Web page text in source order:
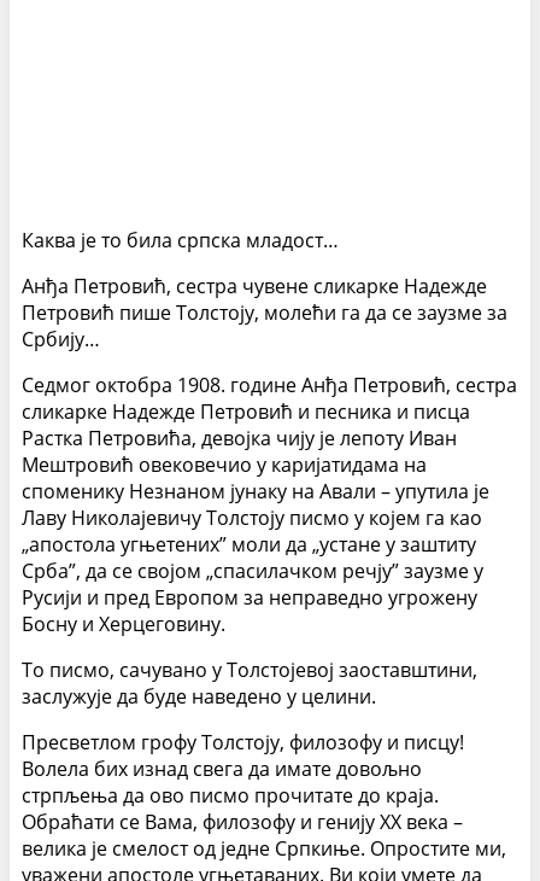
Каква је то била српска младост…
Анђа Петровић, сестра чувене сликарке Надежде
Петровић пише Толстоју, молећи га да се заузме за
Србију…
Седмог октобра 1908. године Анђа Петровић, сестра
сликарке Надежде Петровић и песника и писца
Растка Петровића, девојка чију је лепоту Иван
Мештровић овековечио у каријатидама на
споменику Незнаном јунаку на Авали – упутила је
Лаву Николајевичу Толстоју писмо у којем га као
„апостола угњетених” моли да „устане у заштиту
Срба”, да се својом „спасилачком речју” заузме у
Русији и пред Европом за неправедно угрожену
Босну и Херцеговину.
То писмо, сачувано у Толстојевој заоставштини,
заслужује да буде наведено у целини.
Пресветлом грофу Толстоју, филозофу и писцу!
Волела бих изнад свега да имате довољно
стрпљења да ово писмо прочитате до краја.
Обраћати се Вама, филозофу и генију XX века –
велика је смелост од једне Српкиње. Опростите ми,
уважени апостоле угњетаваних. Ви који умете да